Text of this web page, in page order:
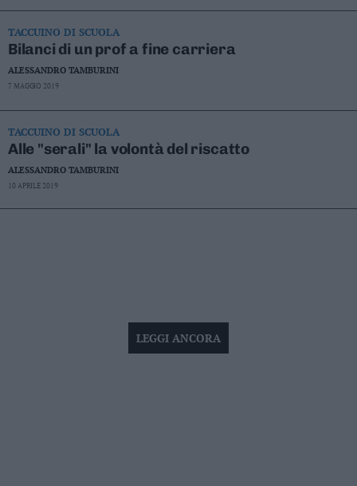
Foto
Video
Business
Territori
Rovereto
Pergine
Riva
–
TACCUINO DI SCUOLA
Bilanci di un prof a fine carriera
ALESSANDRO TAMBURINI
7 MAGGIO 2019
TACCUINO DI SCUOLA
Alle "serali" la volontà del riscatto
ALESSANDRO TAMBURINI
10 APRILE 2019
LEGGI ANCORA